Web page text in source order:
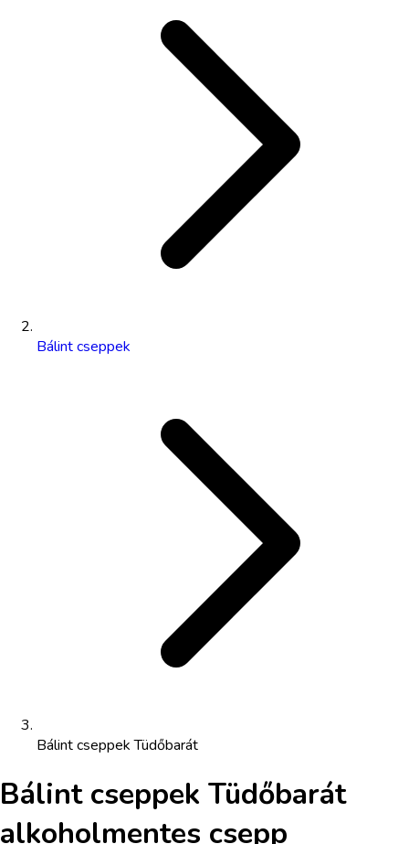
Bálint cseppek
Bálint cseppek Tüdőbarát
Bálint cseppek Tüdőbarát
alkoholmentes csepp